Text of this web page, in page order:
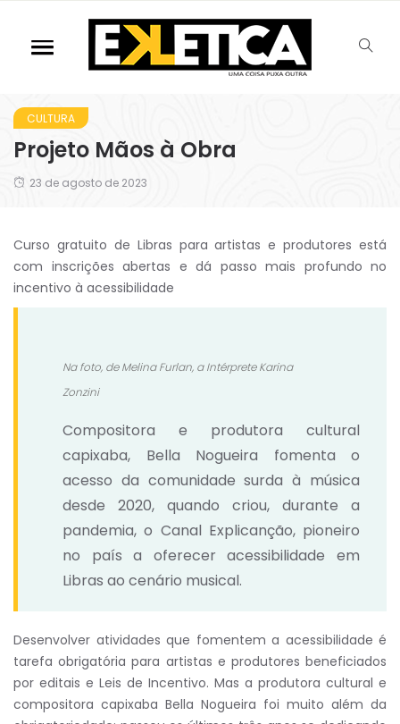
CULTURA
Projeto Mãos à Obra
23 de agosto de 2023
Curso gratuito de Libras para artistas e produtores está
com inscrições abertas e dá passo mais profundo no
incentivo à acessibilidade
Na foto, de Melina Furlan, a Intérprete Karina
Zonzini
Compositora e produtora cultural
capixaba, Bella Nogueira fomenta o
acesso da comunidade surda à música
desde 2020, quando criou, durante a
pandemia, o Canal Explicanção, pioneiro
no país a oferecer acessibilidade em
Libras ao cenário musical.
Desenvolver atividades que fomentem a acessibilidade é
tarefa obrigatória para artistas e produtores beneficiados
por editais e Leis de Incentivo. Mas a produtora cultural e
compositora capixaba Bella Nogueira foi muito além da